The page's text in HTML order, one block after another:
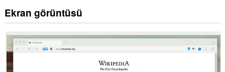
Bu
eklenti,
web
sitelerindeki
verilerinize
erişebilir.
Ekran görüntüsü